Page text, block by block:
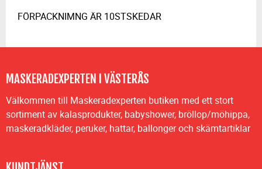
FÖRPACKNIMNG ÄR 10STSKEDAR
MASKERADEXPERTEN I VÄSTERÅS
Välkommen till Maskeradexperten butiken med ett stort
sortiment av kalasprodukter, babyshower, bröllop/möhippa,
maskeradkläder, peruker, hattar, ballonger och skämtartiklar